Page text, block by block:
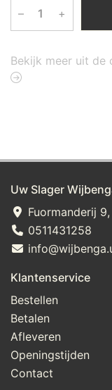
– +
Bekijk meer uit de
Uw Slager
Fuormanderij
0511431258
Klantenservice
Bestellen
Betalen
Afleveren
Openingstijden
Contact